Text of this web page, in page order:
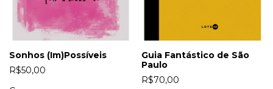
Sonhos (Im)Possíveis
R$50,00
Guia Fantástico de São
Paulo
R$70,00